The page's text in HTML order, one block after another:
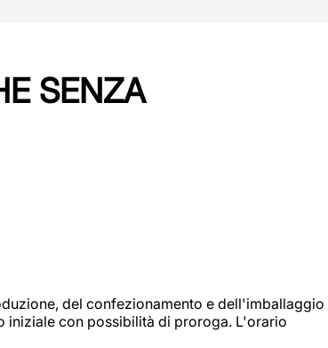
SENZA
del confezionamento e dell'imballaggio
iniziale con possibilità di proroga. L'orario